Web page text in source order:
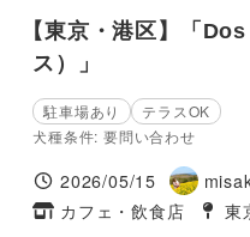
【東京・港区】「
ス）」
駐車場あり
テラスOK
犬種条件: 要問い合わせ
投稿日
2026/05/15
著
者
タグ
カフェ・飲食店
タグ
東